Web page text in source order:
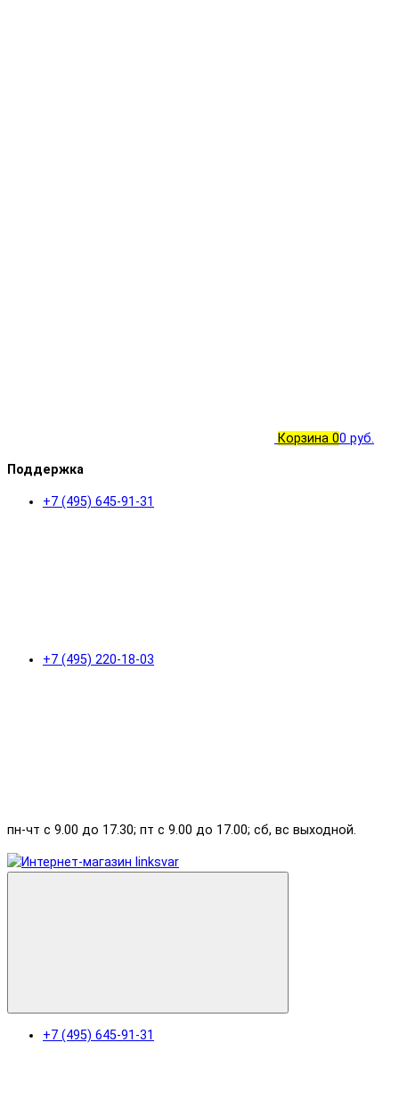
Корзина 00 руб.
Поддержка
+7 (495) 645-91-31
+7 (495) 220-18-03
пн-чт с 9.00 до 17.30; пт с 9.00 до 17.00; сб, вс выходной.
+7 (495) 645-91-31